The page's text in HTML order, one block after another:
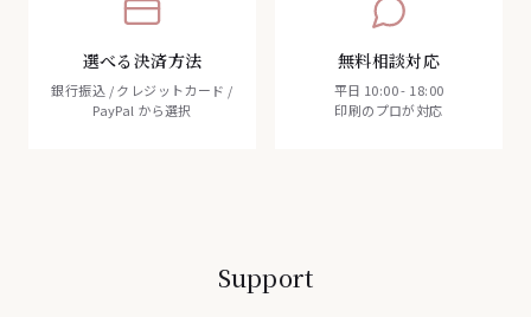
選べる決済方法
銀行振込 / クレジットカード /
PayPal から選択
無料相談対応
平日 10:00 - 18:00
印刷のプロが対応
Support